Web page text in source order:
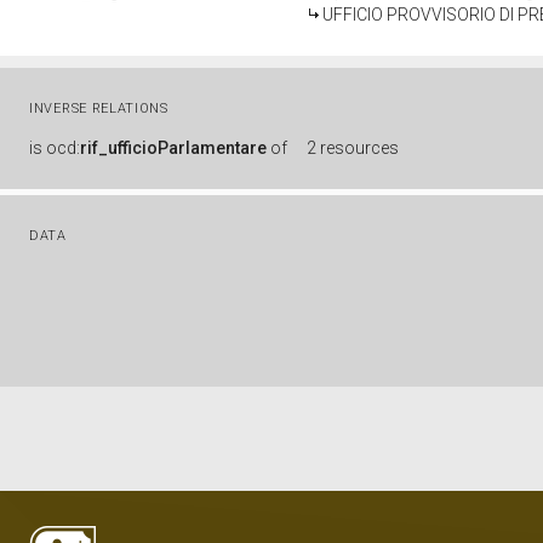
UFFICIO PROVVISORIO DI
INVERSE RELATIONS
is ocd:rif_ufficioParlamentare of 2 resources
DATA